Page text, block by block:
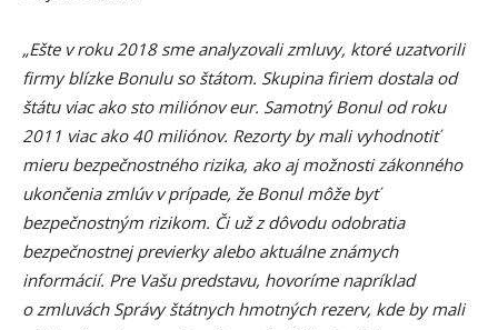
„Ešte v roku 2018 sme analyzovali zmluvy, ktoré uzatvorili
firmy blízke Bonulu so štátom. Skupina firiem dostala od
štátu viac ako sto miliónov eur. Samotný Bonul od roku
2011 viac ako 40 miliónov. Rezorty by mali vyhodnotiť
mieru bezpečnostného rizika, ako aj možnosti zákonného
ukončenia zmlúv v prípade, že Bonul môže byť
bezpečnostným rizikom. Či už z dôvodu odobratia
bezpečnostnej previerky alebo aktuálne známych
informácií. Pre Vašu predstavu, hovoríme napríklad
o zmluvách Správy štátnych hmotných rezerv, kde by mali